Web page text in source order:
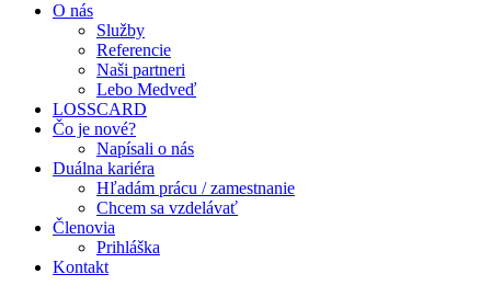
O nás
Služby
Referencie
Naši partneri
Lebo Medveď
LOSSCARD
Čo je nové?
Napísali o nás
Duálna kariéra
Hľadám prácu / zamestnanie
Chcem sa vzdelávať
Členovia
Prihláška
Kontakt